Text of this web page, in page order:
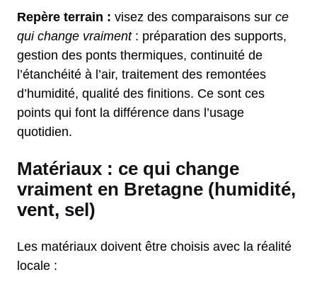
Repère terrain : visez des comparaisons sur ce
qui change vraiment: préparation des supports,
gestion des ponts thermiques, continuité de
l’étanchéité à l’air, traitement des remontées
d’humidité, qualité des finitions. Ce sont ces
points qui font la différence dans l’usage
quotidien.
Matériaux : ce qui change
vraiment en Bretagne (humidité,
vent, sel)
Les matériaux doivent être choisis avec la réalité
locale :